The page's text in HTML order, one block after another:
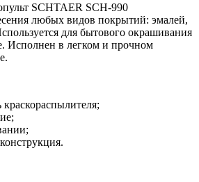
SCHTAER SCH-990
любых видов покрытий: эмалей,
для бытового окрашивания
Исполнен в легком и прочном
краскораспылителя;